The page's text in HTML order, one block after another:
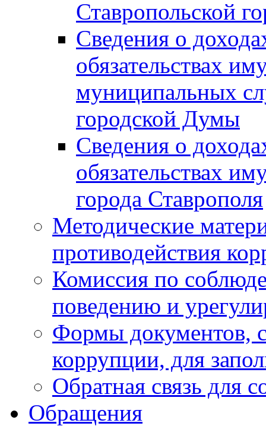
Ставропольской
Сведения о
обязательствах
муниципальных
городской Думы
Сведения о
обязательствах
города Ставрополя
Методические
противодействия
Комиссия по
поведению и
Формы документов,
коррупции, для
Обратная связь для
Обращения